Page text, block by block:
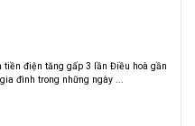
điện tăng gấp 3 lần Điều hoà gần
đình trong những ngày ...